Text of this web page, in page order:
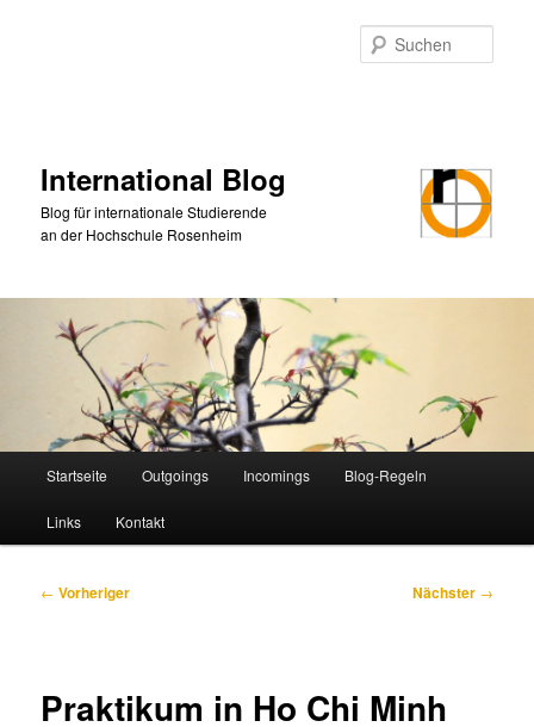
International Blog
Blog für internationale Studierende
an der Hochschule Rosenheim
Startseite Outgoings Incomings Blog-Regeln
Links Kontakt
Beitragsnavigation
← Vorheriger Nächster →
Praktikum in Ho Chi Minh